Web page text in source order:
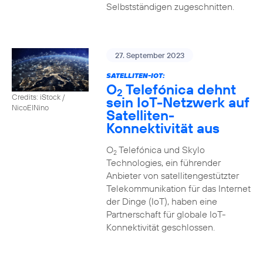
Selbstständigen zugeschnitten.
Credits: iStock /
NicoElNino
27. September 2023
SATELLITEN-IOT:
O2 Telefónica dehnt
sein IoT-Netzwerk auf
Satelliten-
Konnektivität aus
O2Telefónica und Skylo
Technologies, ein führender
Anbieter von satellitengestützter
Telekommunikation für das Internet
der Dinge (IoT), haben eine
Partnerschaft für globale IoT-
Konnektivität geschlossen.